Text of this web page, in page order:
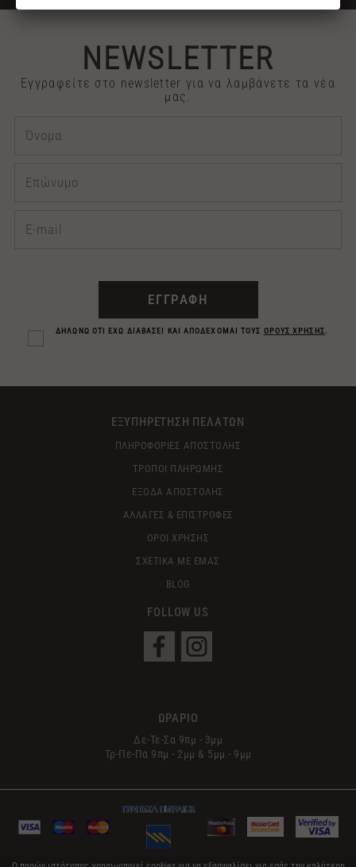
NEWSLETTER
Εγγραφείτε στο newsletter για να λαμβάνετε τα νέα
μας.
ΕΓΓΡΑΦΗ
ΔΗΛΩΝΩ ΟΤΙ ΕΧΩ ΔΙΑΒΑΣΕΙ ΚΑΙ ΑΠΟΔΕΧΟΜΑΙ ΤΟΥΣ ΟΡΟΥΣ ΧΡΗΣΗΣ.
ΕΞΥΠΗΡΕΤΗΣΗ ΠΕΛΑΤΩΝ
ΠΛΗΡΟΦΟΡΙΕΣ ΑΠΟΣΤΟΛΗΣ
ΤΡΟΠΟΙ ΠΛΗΡΩΜΗΣ
ΕΞΟΔΑ ΑΠΟΣΤΟΛΗΣ
ΑΛΛΑΓΕΣ & ΕΠΙΣΤΡΟΦΕΣ
ΟΡΟΙ ΧΡΗΣΗΣ
ΣΧΕΤΙΚΑ ΜΕ ΕΜΑΣ
BLOG
FOLLOW US
ΩΡΑΡΙΟ
Δε-Τε-Σα 9πμ - 3μμ
Τρ-Πε-Πα 9πμ - 2μμ & 5μμ - 9μμ